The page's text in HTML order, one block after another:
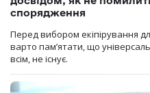
спорядження
Перед вибором екіпірування
варто пам’ятати, що
всім, не існує.